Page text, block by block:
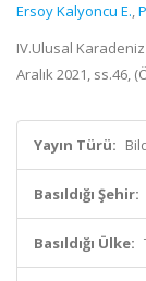
Ersoy Kalyoncu E.,
IV.Ulusal
Aralık 2021, ss.46,
Yayın Türü:
Basıldığı Şehir:
Basıldığı Ülke: